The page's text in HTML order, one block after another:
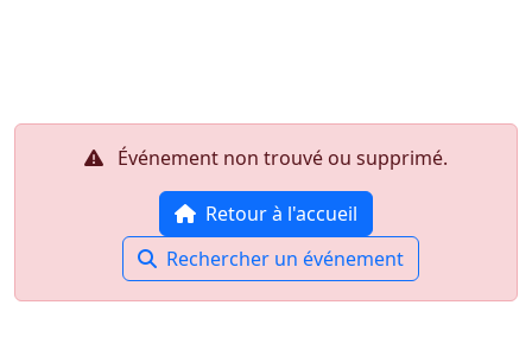
Événement non trouvé ou supprimé.
Retour à l'accueil
Rechercher un événement